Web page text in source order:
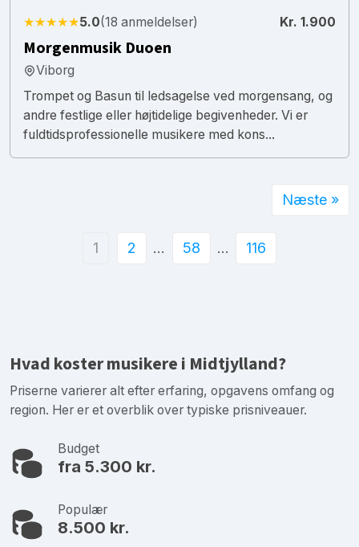
★★★★★5.0(18 anmeldelser) Kr. 1.900
Morgenmusik Duoen
Viborg
Trompet og Basun til ledsagelse ved morgensang, og
andre festlige eller højtidelige begivenheder. Vi er
fuldtidsprofessionelle musikere med kons...
1 2 … 58 … 116
Næste »
Hvad koster musikere i Midtjylland?
Priserne varierer alt efter erfaring, opgavens omfang og
region. Her er et overblik over typiske prisniveauer.
Budget
fra 5.300 kr.
Populær
8.500 kr.